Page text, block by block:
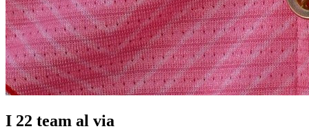
I 22 team al via